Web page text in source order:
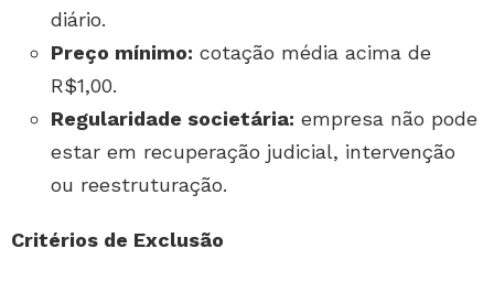
diário.
Preço mínimo: cotação média acima de
R$1,00.
Regularidade societária: empresa não pode
estar em recuperação judicial, intervenção
ou reestruturação.
Critérios de Exclusão